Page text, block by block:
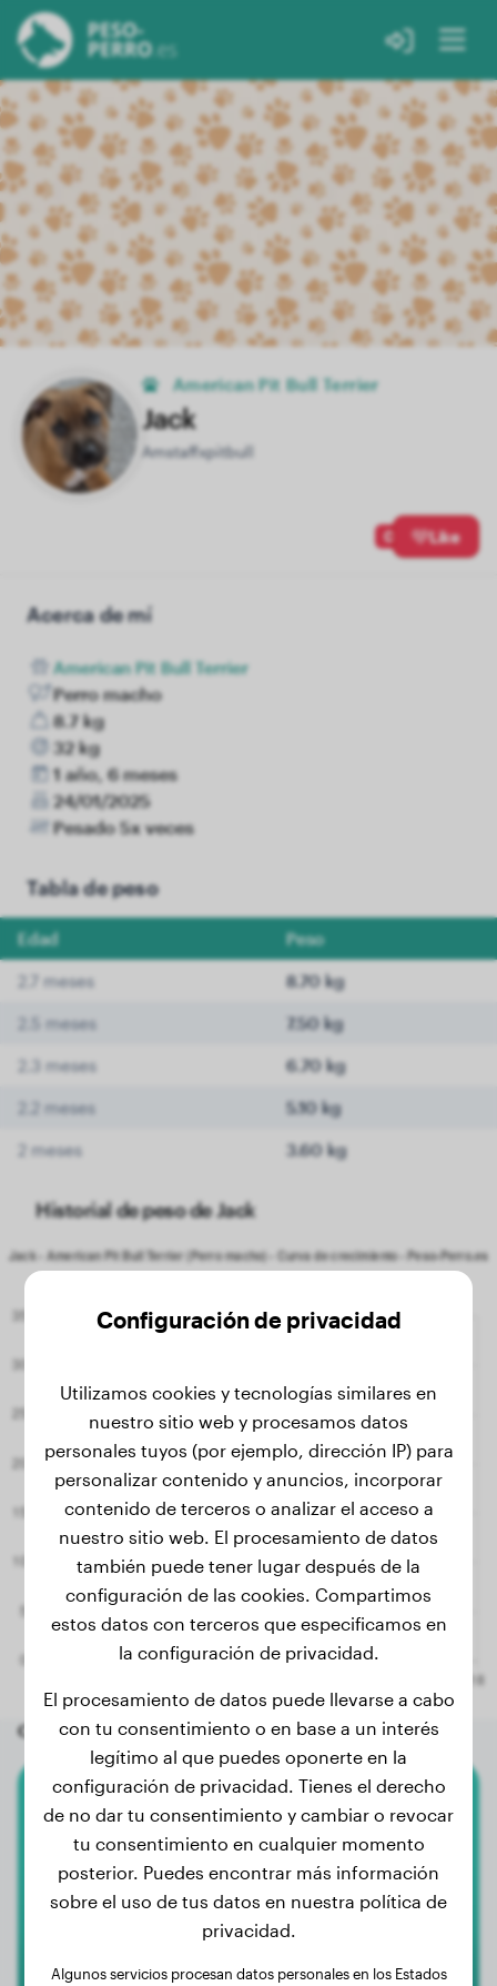
American Pit Bull Terrier
Jack
Amstaffxpitbull
0 Like
Acerca de mí
American Pit Bull Terrier
Perro macho
8.7 kg
32 kg
1 año, 6 meses
24/01/2025
Pesado 5x veces
Tabla de peso
Edad Peso
2.7 meses 8.70 kg
2.5 meses 7.50 kg
2.3 meses 6.70 kg
2.2 meses 5.10 kg
2 meses 3.60 kg
Historial de peso de Jack
Otros perros aleatorios
Labrador Retriever
Cooper
Configuración de privacidad
Utilizamos cookies y tecnologías similares en
nuestro sitio web y procesamos datos
personales tuyos (por ejemplo, dirección IP) para
personalizar contenido y anuncios, incorporar
contenido de terceros o analizar el acceso a
nuestro sitio web. El procesamiento de datos
también puede tener lugar después de la
configuración de las cookies. Compartimos
estos datos con terceros que especificamos en
la configuración de privacidad.
El procesamiento de datos puede llevarse a cabo
con tu consentimiento o en base a un interés
legítimo al que puedes oponerte en la
configuración de privacidad. Tienes el derecho
de no dar tu consentimiento y cambiar o revocar
tu consentimiento en cualquier momento
posterior. Puedes encontrar más información
sobre el uso de tus datos en nuestra política de
privacidad.
Algunos servicios procesan datos personales en los Estados